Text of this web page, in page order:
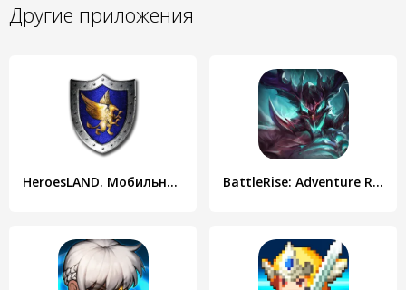
Другие приложения
HeroesLAND. Мобильные герои BattleRise: Adventure RPG